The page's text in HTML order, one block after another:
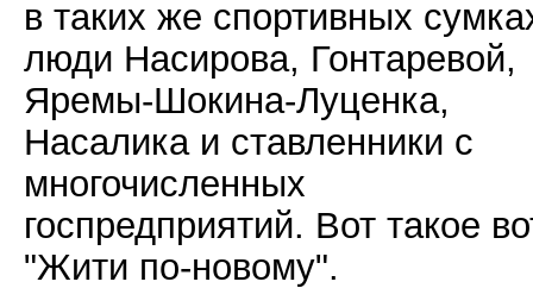
в таких же спортивных
люди Насирова, Гонтаревой,
Яремы-Шокина-Луценка,
Насалика и ставленники с
многочисленных
госпредприятий. Вот такое
"Жити по-новому".